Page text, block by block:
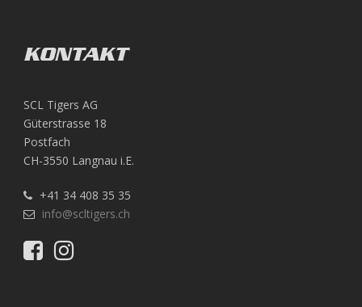
KONTAKT
SCL Tigers AG
Güterstrasse 18
Postfach
CH-3550 Langnau i.E.
+41 34 408 35 35
info@scltigers.ch